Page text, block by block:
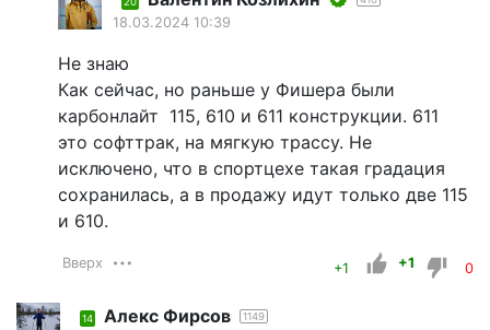
18.03.2024 10:39
Не знаю
Как сейчас, но раньше у Фишера были
карбонлайт 115, 610 и 611 конструкции. 611
это софттрак, на мягкую трассу. Не
исключено, что в спортцехе такая градация
сохранилась, а в продажу идут только две 115
и 610.
Вверх +1 +1 0
14 Алекс Фирсов 1149